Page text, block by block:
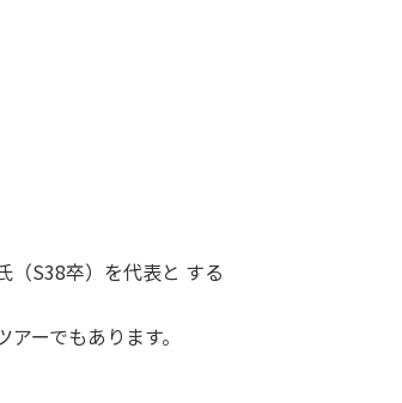
（S38卒）を代表と する
ーでもあります。